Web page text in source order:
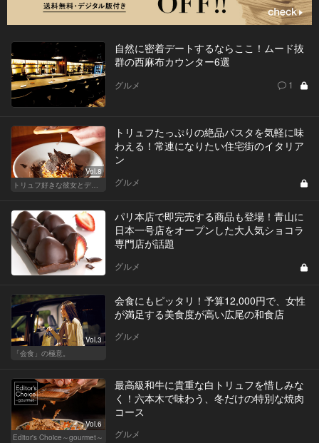
自然に密着デートするならここ！ムード抜
群の西麻布カウンター6選
グルメ 1
Vol.8
トリュフ好きな彼女とデートにおすすめ！東京の人気店
トリュフたっぷりの絶品パスタを気軽に味
わえる！常連になりたい住宅街のイタリア
ン
グルメ
パリ本店で即完売する商品も登場！青山に
日本一号店をオープンした大人気ショコラ
専門店が話題
グルメ
Vol.3
「会食」の極意。
会食にもピッタリ！予算12,000円で、女性
が満足する美食度が高い広尾の和食店
グルメ
Vol.6
Editor's Choice～gourmet～
最高級和牛に貴重な白トリュフを惜しみな
く！六本木で味わう、冬だけの特別な焼肉
コース
グルメ